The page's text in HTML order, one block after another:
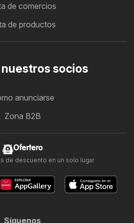
de comercios
de productos
socios
anunciarse
Zona B2B
Ofertero
de descuento en un solo lugar
Síguenos